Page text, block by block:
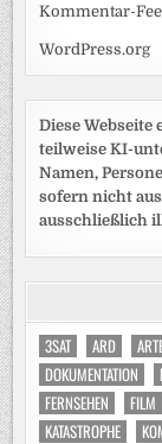
Kommentar-
WordPress.org
Diese Webseite
teilweise KI-
Namen,
sofern nicht
ausschließlich
3SAT ARD
DOKUMENTATION
FERNSEHEN
FILM
KATASTROPHE